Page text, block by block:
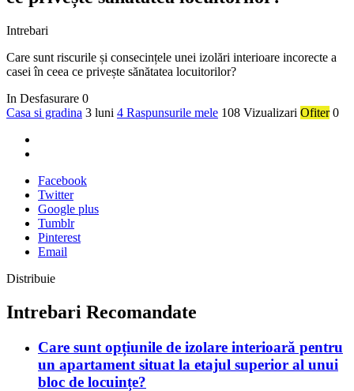
Intrebari
Care sunt riscurile și consecințele unei izolări interioare incorecte a
casei în ceea ce privește sănătatea locuitorilor?
In Desfasurare 0
Casa si gradina 3 luni 4 Raspunsurile mele 108 Vizualizari Ofiter 0
Facebook
Twitter
Google plus
Tumblr
Pinterest
Email
Distribuie
Intrebari Recomandate
Care sunt opțiunile de izolare interioară pentru
un apartament situat la etajul superior al unui
bloc de locuințe?